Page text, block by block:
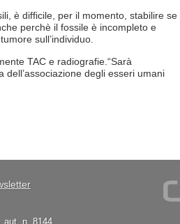
è difficile, per il momento, stabilire se
perchè il fossile è incompleto e
sull’individuo.
TAC e radiografie.“Sarà
degli esseri umani
aut. n. 8144